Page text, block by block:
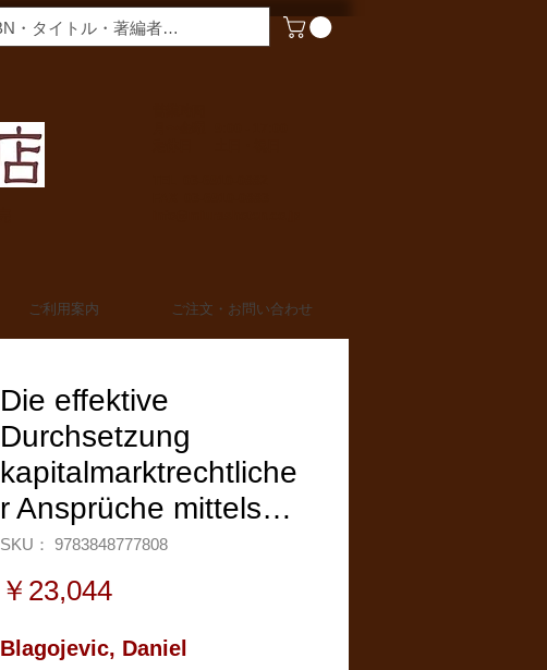
ご利用案内 ご注文・お問い合わせ
Die effektive
Durchsetzung
kapitalmarktrechtliche
r Ansprüche mittels…
SKU： 9783848777808
￥23,044価
Blagojevic, Daniel